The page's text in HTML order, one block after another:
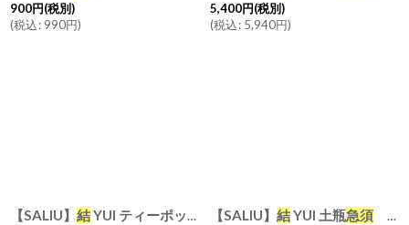
900円(税別)
(税込: 990円)
5,400円(税別)
(税込: 5,940円)
【SALIU】 結YUI ティーポット ３３０ml 紅茶のための茶器 【SALIU】 結YUI 土瓶急須